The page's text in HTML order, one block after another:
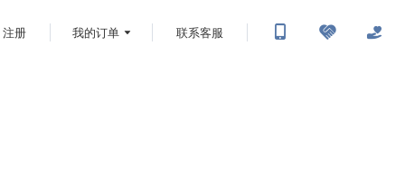
注册 我的订单 联系客服